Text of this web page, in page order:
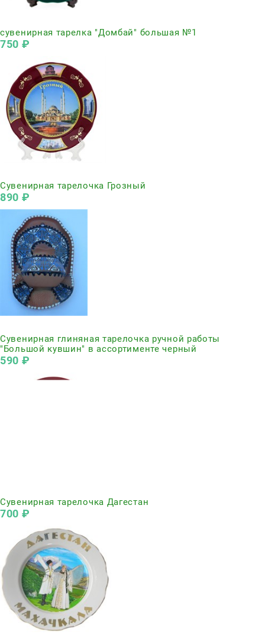
сувенирная тарелка "Домбай" большая №1
750 ₽
Сувенирная тарелочка Грозный
890 ₽
Сувенирная глиняная тарелочка ручной работы
"Большой кувшин" в ассортименте черный
590 ₽
Сувенирная тарелочка Дагестан
700 ₽